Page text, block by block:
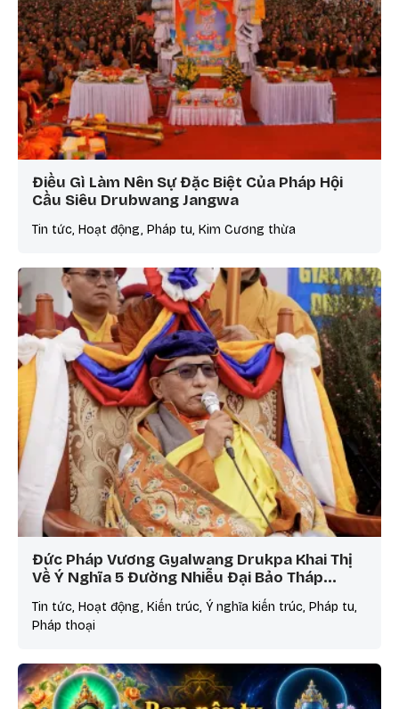
Điều Gì Làm Nên Sự Đặc Biệt Của Pháp Hội
Cầu Siêu Drubwang Jangwa
Tin tức, Hoạt động, Pháp tu, Kim Cương thừa
Đức Pháp Vương Gyalwang Drukpa Khai Thị
Về Ý Nghĩa 5 Đường Nhiễu Đại Bảo Tháp…
Tin tức, Hoạt động, Kiến trúc, Ý nghĩa kiến trúc, Pháp tu,
Pháp thoại